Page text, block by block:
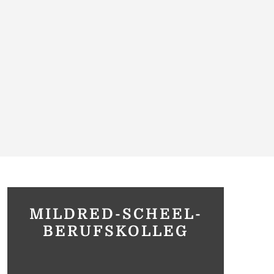
MILDRED-SCHEEL-
BERUFSKOLLEG